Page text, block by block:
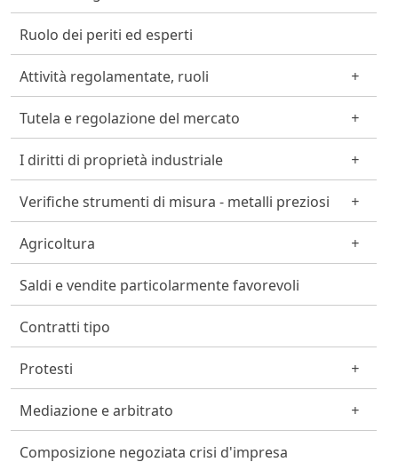
Ruolo dei periti ed esperti
Attività regolamentate, ruoli
Tutela e regolazione del mercato
I diritti di proprietà industriale
Verifiche strumenti di misura - metalli preziosi
Agricoltura
Saldi e vendite particolarmente favorevoli
Contratti tipo
Protesti
Mediazione e arbitrato
Composizione negoziata crisi d'impresa